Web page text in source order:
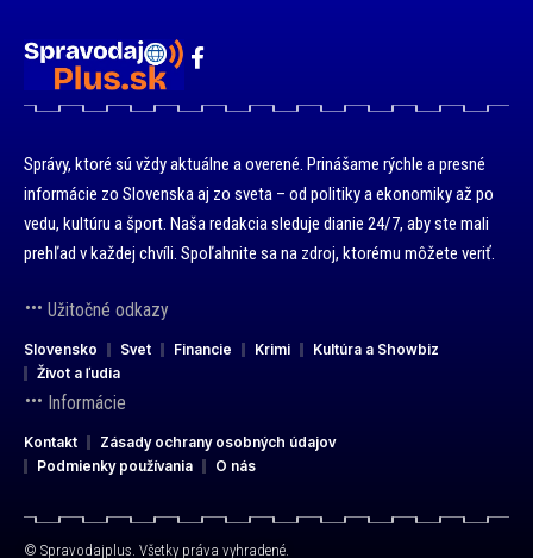
Správy, ktoré sú vždy aktuálne a overené. Prinášame rýchle a presné
informácie zo Slovenska aj zo sveta – od politiky a ekonomiky až po
vedu, kultúru a šport. Naša redakcia sleduje dianie 24/7, aby ste mali
prehľad v každej chvíli. Spoľahnite sa na zdroj, ktorému môžete veriť.
Užitočné odkazy
Slovensko Svet Financie Krimi
Kultúra a Showbiz
Život a ľudia
Informácie
Kontakt
Zásady ochrany osobných údajov
Podmienky používania
O nás
© Spravodajplus. Všetky práva vyhradené.